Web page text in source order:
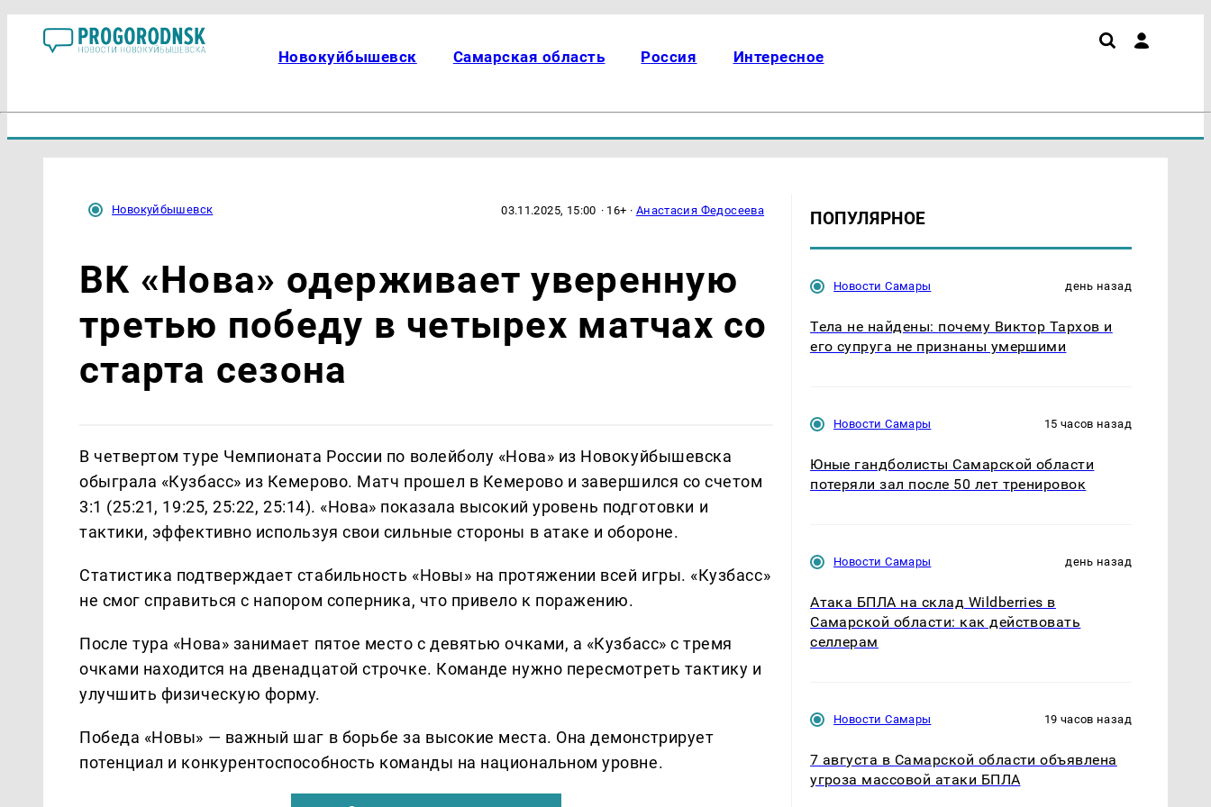
Новокуйбышевск Самарская область Россия Интересное
Новокуйбышевск 03.11.2025, 15:00 · 16+ · Анастасия Федосеева
ВК «Нова» одерживает уверенную
третью победу в четырех матчах со
старта сезона
В четвертом туре Чемпионата России по волейболу «Нова» из Новокуйбышевска
обыграла «Кузбасс» из Кемерово. Матч прошел в Кемерово и завершился со счетом
3:1 (25:21, 19:25, 25:22, 25:14). «Нова» показала высокий уровень подготовки и
тактики, эффективно используя свои сильные стороны в атаке и обороне.
Статистика подтверждает стабильность «Новы» на протяжении всей игры. «Кузбасс»
не смог справиться с напором соперника, что привело к поражению.
После тура «Нова» занимает пятое место с девятью очками, а «Кузбасс» с тремя
очками находится на двенадцатой строчке. Команде нужно пересмотреть тактику и
улучшить физическую форму.
Победа «Новы» — важный шаг в борьбе за высокие места. Она демонстрирует
потенциал и конкурентоспособность команды на национальном уровне.
ПОПУЛЯРНОЕ
Новости Самары день назад
Тела не найдены: почему Виктор Тархов и
его супруга не признаны умершими
Новости Самары 15 часов назад
Юные гандболисты Самарской области
потеряли зал после 50 лет тренировок
Новости Самары день назад
Атака БПЛА на склад Wildberries в
Самарской области: как действовать
селлерам
Новости Самары 19 часов назад
7 августа в Самарской области объявлена
угроза массовой атаки БПЛА